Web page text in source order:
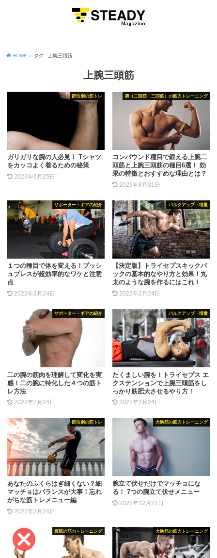
HOME タグ : 上腕三頭筋
上腕三頭筋
部位別の筋トレ
ガリガリな腕の人必見！ Tシャツ
をカッコよく着るための秘策
2023年6月25日
腕（二頭筋・三頭筋）の筋力トレーニング
コンパウンド種目で鍛える上腕二
頭筋と上腕三頭筋の種目6選！ 効
果の特徴とおすすめな理由とは？
2023年8月31日
サポーター・ギアの紹介
１つの種目で体を変える！プッシ
ュプレスが超効率的なワケと注意
点
2022年2月24日
バルクアップ・増量
【決定版】トライセプスキックバ
ックの基本的なやり方と効果！丸
太のような腕を作るにはこれ！
2022年2月24日
サポーター・ギアの紹介
二の腕の筋肉を理解して変化を実
感！二の腕に特化した４つの筋ト
レ方法
2022年2月24日
バルクアップ・増量
たくましい腕を！トライセプス エ
クステンションで上腕三頭筋をし
っかり筋肥大させるやり方！
2022年2月24日
部位別の筋トレ
あなたのふくらはぎ細くない？細
マッチョはバランスが大事！忘れ
がちな筋トレメニュー編
2022年2月24日
大胸筋の筋力トレーニング
腕立て伏せだけでマッチョにな
る！ 7つの腕立て伏せメニュー
2022年12月21日
腹筋の筋力トレーニング 大胸筋の筋力トレーニング